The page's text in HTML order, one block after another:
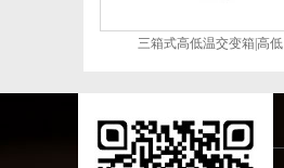
三箱式高低温交变箱|高低